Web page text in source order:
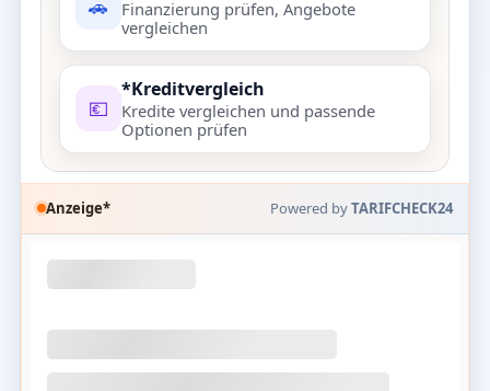
🚗
Finanzierung prüfen, Angebote
vergleichen
💶
*Kreditvergleich
Kredite vergleichen und passende
Optionen prüfen
Anzeige* Powered byTARIFCHECK24